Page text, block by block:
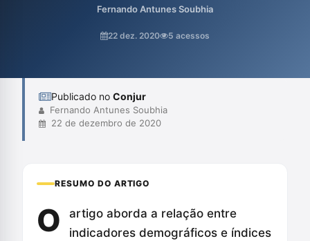
punitivo" do sistema penal brasileiro, que prioriza o
reabilitação e inclusão social. Além disso, ressalta a influência do
Fernando Antunes Soubhia
22 dez. 2020 5 acessos
Publicado no Conjur
Fernando Antunes Soubhia
22 de dezembro de 2020
RESUMO DO ARTIGO
O
artigo aborda a relação entre
indicadores demográficos e índices